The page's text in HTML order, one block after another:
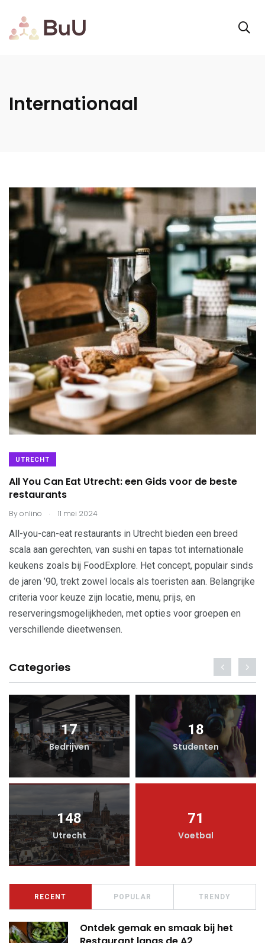
Internationaal
UTRECHT
All You Can Eat Utrecht: een Gids voor de beste
restaurants
Byonlino . 11 mei 2024
All-you-can-eat restaurants in Utrecht bieden een breed
scala aan gerechten, van sushi en tapas tot internationale
keukens zoals bij FoodExplore. Het concept, populair sinds
de jaren ’90, trekt zowel locals als toeristen aan. Belangrijke
criteria voor keuze zijn locatie, menu, prijs, en
reserveringsmogelijkheden, met opties voor groepen en
verschillende dieetwensen.
Categories
17
Bedrijven
18
Studenten
148
Utrecht
71
Voetbal
RECENT POPULAR TRENDY
Ontdek gemak en smaak bij het